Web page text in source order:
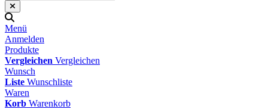
Menü
Anmelden
Produkte
Vergleichen Vergleichen
Wunsch
Liste Wunschliste
Waren
Korb Warenkorb